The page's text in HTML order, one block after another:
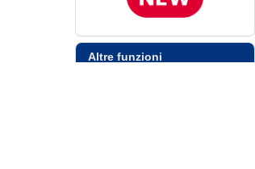
Altre funzioni